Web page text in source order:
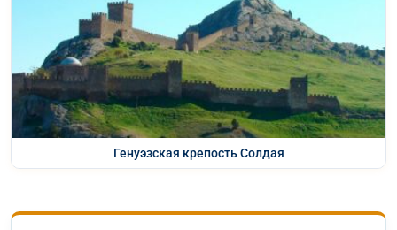
Генуэзская крепость Солдая